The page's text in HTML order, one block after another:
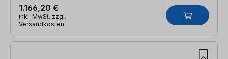
1.166,20 €
inkl. MwSt. zzgl.
Versandkosten